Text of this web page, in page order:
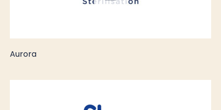
Aurora